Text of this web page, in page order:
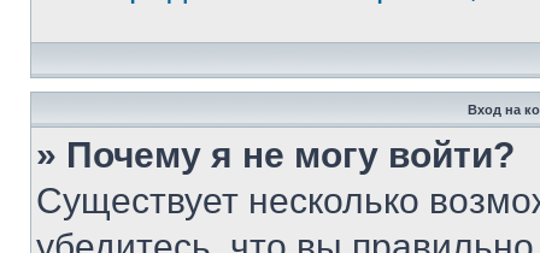
Вход на
» Почему я не могу войти?
Существует несколько